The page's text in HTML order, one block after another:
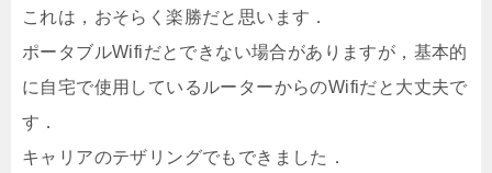
これは，おそらく楽勝だと思います．
ポータブルWifiだとできない場合がありますが，基本的
に自宅で使用しているルーターからのWifiだと大丈夫で
す．
キャリアのテザリングでもできました．